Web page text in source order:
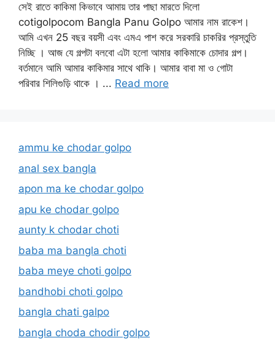
সেই রাতে কাকিমা কিভাবে আমায় তার পাছা মারতে দিলো
cotigolpocom Bangla Panu Golpo আমার নাম রাকেশ।
আমি এখন 25 বছর বয়সী এবং এমএ পাশ করে সরকারি চাকরির প্রস্তুতি
নিচ্ছি । আজ যে গল্পটা বলবো এটা হলো আমার কাকিমাকে চোদার গল্প।
বর্তমানে আমি আমার কাকিমার সাথে থাকি। আমার বাবা মা ও গোটা
পরিবার শিলিগুড়ি থাকে । ... Read more
ammu ke chodar golpo
anal sex bangla
apon ma ke chodar golpo
apu ke chodar golpo
aunty k chodar choti
baba ma bangla choti
baba meye choti golpo
bandhobi choti golpo
bangla chati galpo
bangla choda chodir golpo